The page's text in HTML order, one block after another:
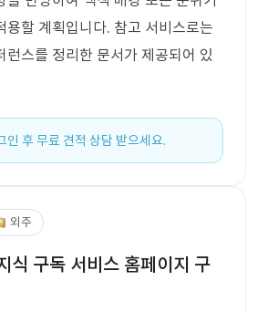
용할 계획입니다. 참고 서비스로는
런스를 정리한 문서가 제공되어 있
인 후 무료 견적 상담 받으세요.
외주
식 구독 서비스 홈페이지 구